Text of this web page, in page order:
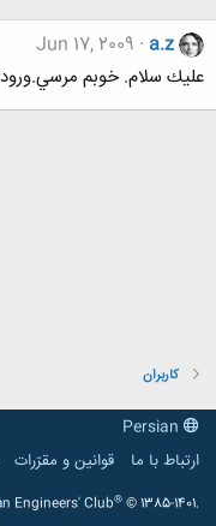
a.z
Jun 17, 2009
عليك سلام. خوبم
کاربران
ارتباط با ما
قوانین و مقرّرات
Engineers' Club® © 1385-1401.